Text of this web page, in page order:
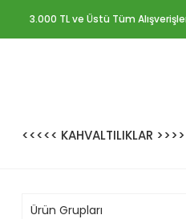
3.000 TL ve Üstü Tüm
<<<<< KAHVALTILIKLAR
Ürün Grupları